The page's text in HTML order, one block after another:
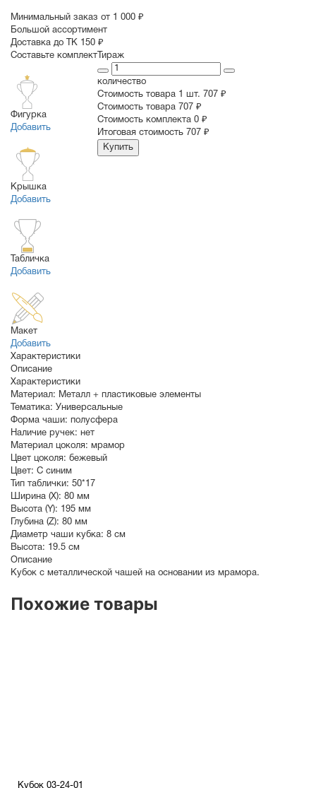
Минимальный заказ от 1 000 ₽
Большой ассортимент
Доставка до ТК 150 ₽
Составьте комплект
Фигурка
Добавить
Крышка
Добавить
Табличка
Добавить
Макет
Добавить
Тираж
количество
Стоимость товара 1 шт. 707 ₽
Cтоимость товара 707 ₽
Стоимость комплекта 0 ₽
Итоговая стоимость 707 ₽
Купить
Характеристики
Описание
Характеристики
Материал: Металл + пластиковые элементы
Тематика: Универсальные
Форма чаши: полусфера
Наличие ручек: нет
Материал цоколя: мрамор
Цвет цоколя: бежевый
Цвет: С синим
Тип таблички: 50*17
Ширина (X): 80 мм
Высота (Y): 195 мм
Глубина (Z): 80 мм
Диаметр чаши кубка: 8 см
Высота:
19.5 см
Описание
Кубок с металлической чашей на основании из мрамора.
Похожие товары
Кубок 03-24-01